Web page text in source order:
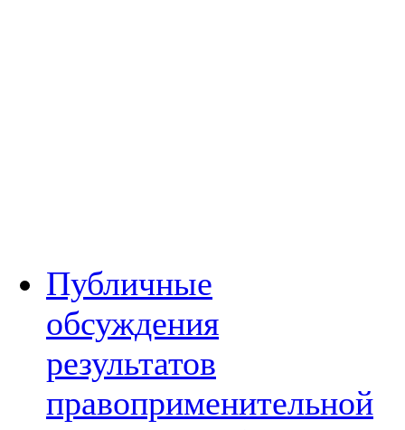
Публичные
обсуждения
результатов
правоприменительной